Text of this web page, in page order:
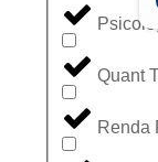
Quant
Renda